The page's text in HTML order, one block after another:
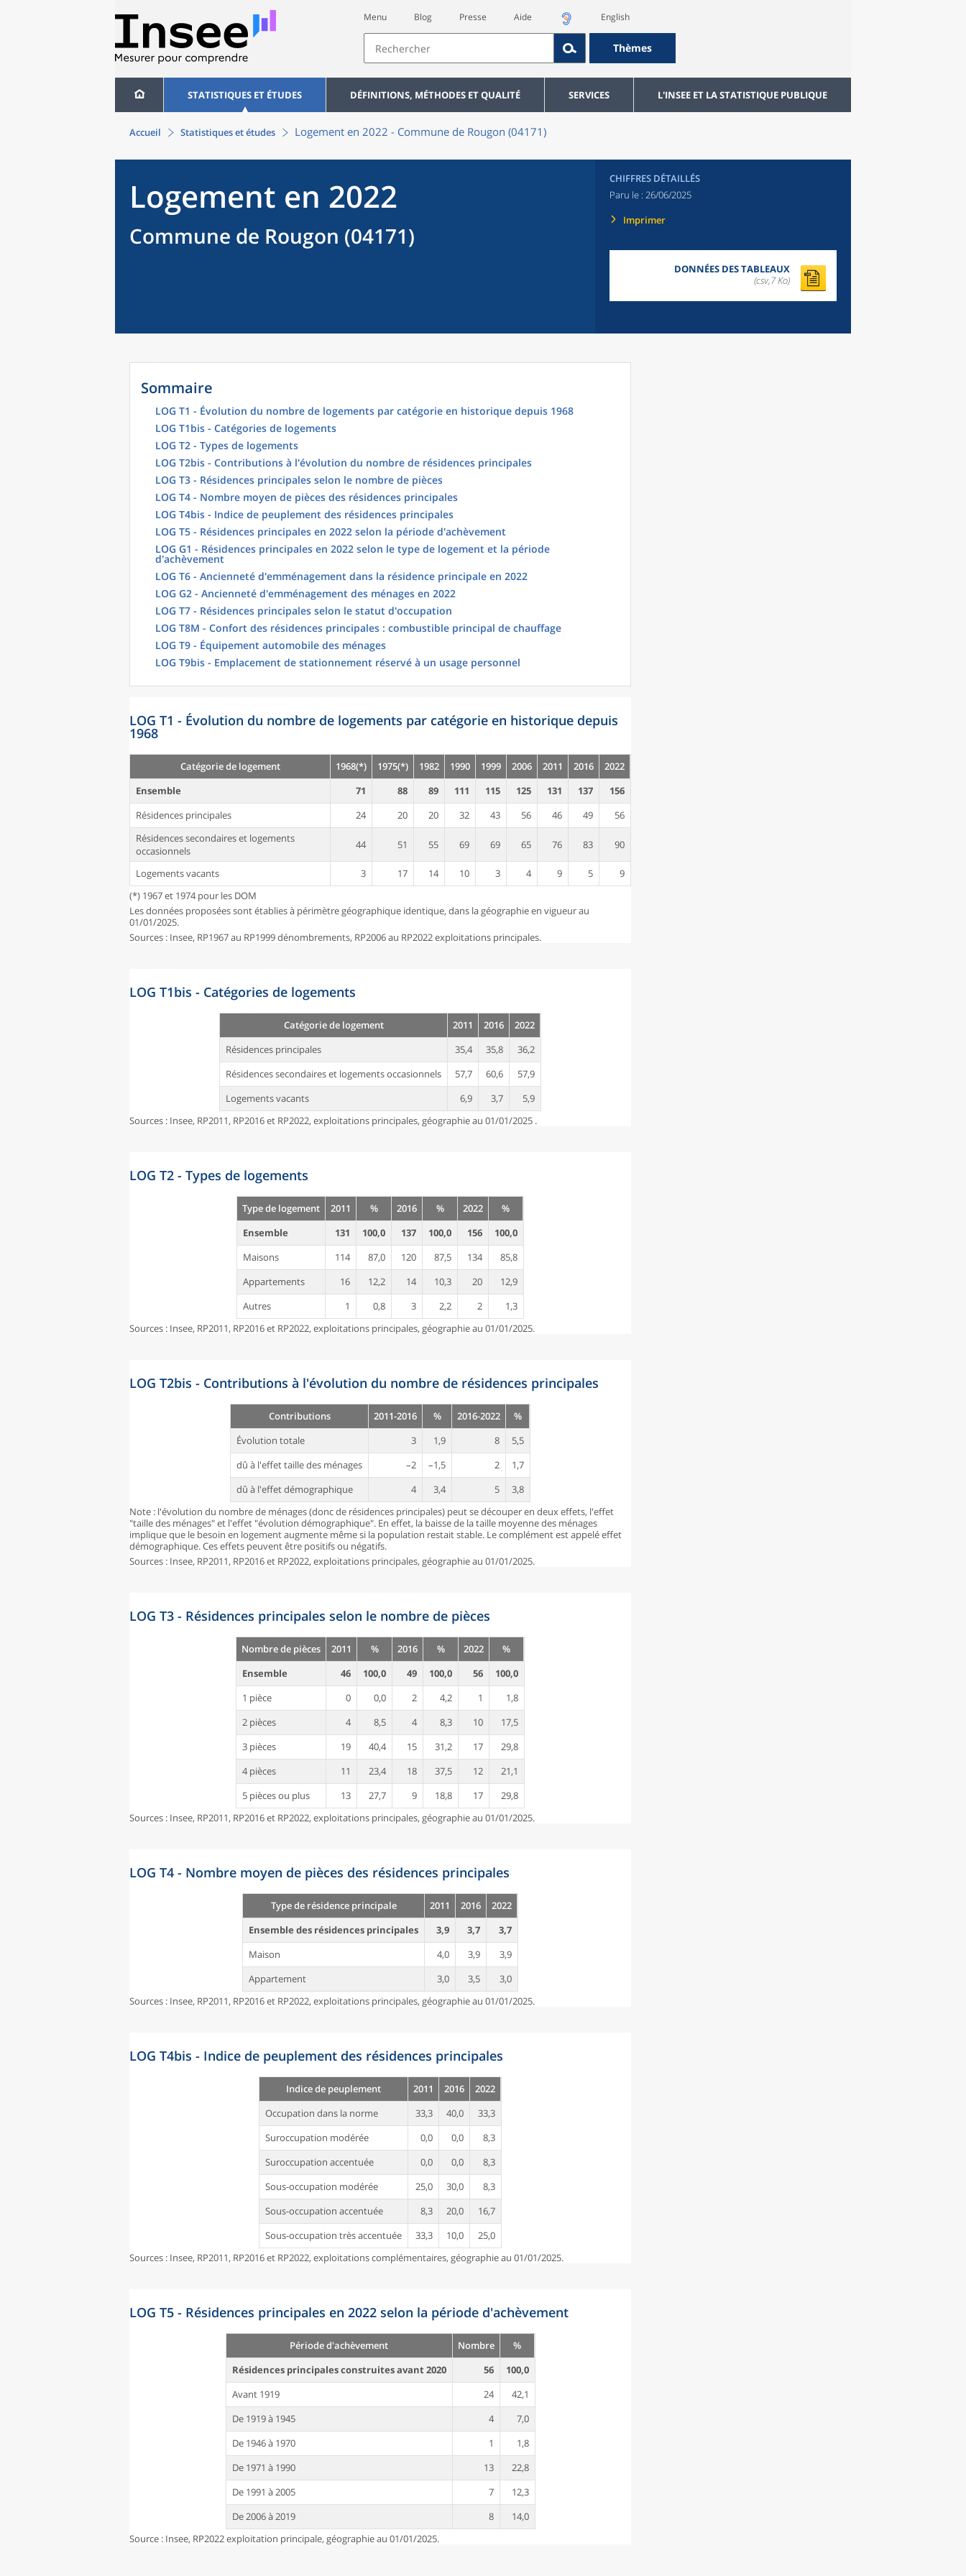
Menu Blog Presse Aide English
Thèmes
STATISTIQUES ET ÉTUDES DÉFINITIONS, MÉTHODES ET QUALITÉ SERVICES L'INSEE ET LA STATISTIQUE PUBLIQUE
Accueil Statistiques et études Logement en 2022 - Commune de Rougon (04171)
Logement en 2022
Commune de Rougon (04171)
CHIFFRES DÉTAILLÉS
Paru le : 26/06/2025
Imprimer
DONNÉES DES TABLEAUX
(csv,7 Ko)
Sommaire
LOG T1 - Évolution du nombre de logements par catégorie en historique depuis 1968
LOG T1bis - Catégories de logements
LOG T2 - Types de logements
LOG T2bis - Contributions à l'évolution du nombre de résidences principales
LOG T3 - Résidences principales selon le nombre de pièces
LOG T4 - Nombre moyen de pièces des résidences principales
LOG T4bis - Indice de peuplement des résidences principales
LOG T5 - Résidences principales en 2022 selon la période d'achèvement
LOG G1 - Résidences principales en 2022 selon le type de logement et la période
d'achèvement
LOG T6 - Ancienneté d'emménagement dans la résidence principale en 2022
LOG G2 - Ancienneté d'emménagement des ménages en 2022
LOG T7 - Résidences principales selon le statut d'occupation
LOG T8M - Confort des résidences principales : combustible principal de chauffage
LOG T9 - Équipement automobile des ménages
LOG T9bis - Emplacement de stationnement réservé à un usage personnel
LOG T1 - Évolution du nombre de logements par catégorie en historique depuis
1968
Catégorie de logement 1968(*) 1975(*) 1982 1990 1999 2006 2011 2016
2022
Ensemble
71 88 89 111 115 125 131 137
156
Résidences principales
24 20 20 32 43 56 46 49
56
Résidences secondaires et logements
occasionnels
44 51 55 69 69 65 76 83 90
Logements vacants 3 17 14 10 3 4 9 5
9
(*) 1967 et 1974 pour les DOM
Les données proposées sont établies à périmètre géographique identique, dans la géographie en vigueur au
01/01/2025.
Sources : Insee, RP1967 au RP1999 dénombrements, RP2006 au RP2022 exploitations principales.
LOG T1bis - Catégories de logements
Catégorie de logement 2011 2016
2022
Résidences principales
35,4 35,8
36,2
Résidences secondaires et logements occasionnels
57,7 60,6
57,9
Logements vacants
6,9 3,7
5,9
Sources : Insee, RP2011, RP2016 et RP2022, exploitations principales, géographie au 01/01/2025 .
LOG T2 - Types de logements
Type de logement 2011 % 2016 % 2022
%
Ensemble
131 100,0 137 100,0 156
100,0
Maisons
114 87,0 120 87,5 134
85,8
Appartements
16 12,2 14 10,3 20
12,9
Autres
1 0,8 3 2,2 2
1,3
Sources : Insee, RP2011, RP2016 et RP2022, exploitations principales, géographie au 01/01/2025.
LOG T2bis - Contributions à l'évolution du nombre de résidences principales
Contributions 2011-2016 % 2016-2022
%
Évolution totale
3 1,9 8
5,5
dû à l'effet taille des ménages
–2 –1,5 2
1,7
dû à l'effet démographique
4 3,4 5
3,8
Note : l'évolution du nombre de ménages (donc de résidences principales) peut se découper en deux effets, l'effet
"taille des ménages" et l'effet "évolution démographique". En effet, la baisse de la taille moyenne des ménages
implique que le besoin en logement augmente même si la population restait stable. Le complément est appelé effet
démographique. Ces effets peuvent être positifs ou négatifs.
Sources : Insee, RP2011, RP2016 et RP2022, exploitations principales, géographie au 01/01/2025.
LOG T3 - Résidences principales selon le nombre de pièces
Nombre de pièces 2011 % 2016 % 2022
%
Ensemble
46 100,0 49 100,0 56
100,0
1 pièce
0 0,0 2 4,2 1
1,8
2 pièces
4 8,5 4 8,3 10
17,5
3 pièces
19 40,4 15 31,2 17
29,8
4 pièces
11 23,4 18 37,5 12
21,1
5 pièces ou plus
13 27,7 9 18,8 17
29,8
Sources : Insee, RP2011, RP2016 et RP2022, exploitations principales, géographie au 01/01/2025.
LOG T4 - Nombre moyen de pièces des résidences principales
Type de résidence principale 2011 2016
2022
Ensemble des résidences principales
3,9 3,7
3,7
Maison
4,0 3,9
3,9
Appartement
3,0 3,5
3,0
Sources : Insee, RP2011, RP2016 et RP2022, exploitations principales, géographie au 01/01/2025.
LOG T4bis - Indice de peuplement des résidences principales
Indice de peuplement 2011 2016
2022
Occupation dans la norme
33,3 40,0
33,3
Suroccupation modérée
0,0 0,0
8,3
Suroccupation accentuée
0,0 0,0
8,3
Sous-occupation modérée
25,0 30,0
8,3
Sous-occupation accentuée
8,3 20,0
16,7
Sous-occupation très accentuée
33,3 10,0
25,0
Sources : Insee, RP2011, RP2016 et RP2022, exploitations complémentaires, géographie au 01/01/2025.
LOG T5 - Résidences principales en 2022 selon la période d'achèvement
Période d'achèvement Nombre
%
Résidences principales construites avant 2020
56
100,0
Avant 1919
24
42,1
De 1919 à 1945
4
7,0
De 1946 à 1970
1
1,8
De 1971 à 1990
13
22,8
De 1991 à 2005
7
12,3
De 2006 à 2019
8
14,0
Source : Insee, RP2022 exploitation principale, géographie au 01/01/2025.